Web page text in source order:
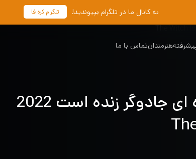
به کانال ما در تلگرام بپیوندید! تلگرام کره فا
هنرمندانتماس با ما
دانلود سریال کره ای جادوگر زنده است 2022